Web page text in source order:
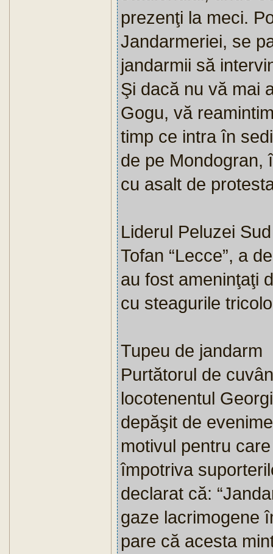
pre­zenţi la meci.
Jandarmeriei, se
jandarmii să
Şi dacă nu vă mai
Gogu, vă
timp ce intra în
de pe Mondogran,
cu asalt de
Liderul Peluzei
Tofan “Lecce”, a
au fost ame­nin­ţaţi
cu steagurile
Tupeu de jandarm
Purtătorul de
locotenentul
depăşit de
motivul pentru
împotriva
declarat că:
gaze lacrimogene
pare că acesta